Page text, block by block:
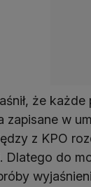
że każde
zapisane w
z KPO
Dlatego do